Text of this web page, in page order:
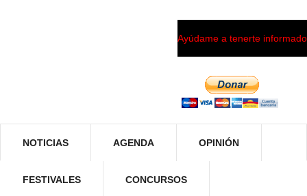
Ayúdame a tenerte informado
NOTICIAS AGENDA OPINIÓN
FESTIVALES CONCURSOS